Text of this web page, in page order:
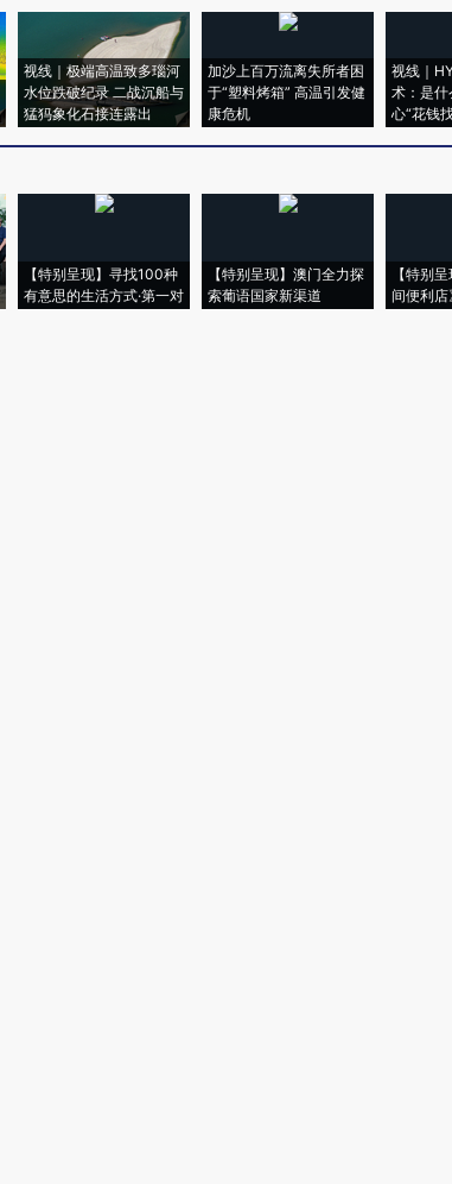
视线｜极端高温致多瑙河
水位跌破纪录 二战沉船与
猛犸象化石接连露出
加沙上百万流离失所者困
于“塑料烤箱” 高温引发健
康危机
视线｜
术：是
心“花钱
【特别呈现】寻找100种
有意思的生活方式·第一对
【特别呈现】澳门全力探
索葡语国家新渠道
【特别
间便利